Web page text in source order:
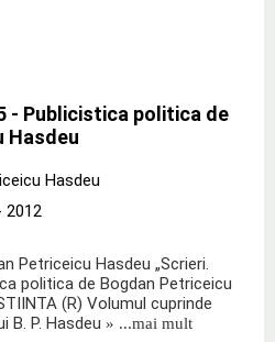
- Publicistica politica de
Hasdeu
Hasdeu
2012
Petriceicu Hasdeu „Scrieri.
politica de Bogdan Petriceicu
(R) Volumul cuprinde
B. P. Hasdeu » ...mai mult